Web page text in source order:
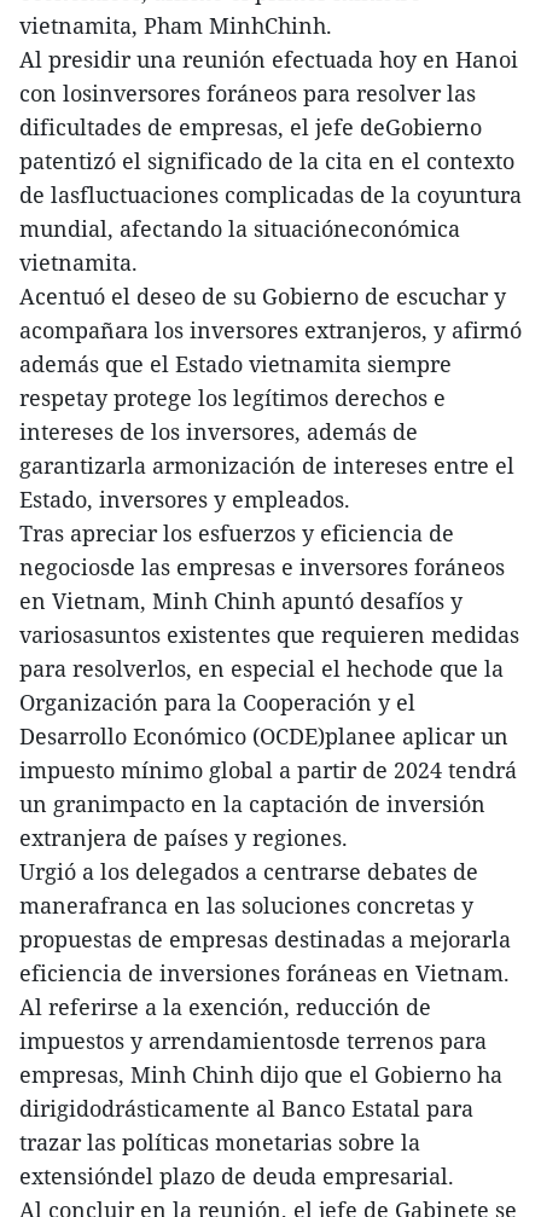
vietnamita, Pham MinhChinh.
Al presidir una reunión efectuada hoy en Hanoi
con losinversores foráneos para resolver las
dificultades de empresas, el jefe deGobierno
patentizó el significado de la cita en el contexto
de lasfluctuaciones complicadas de la coyuntura
mundial, afectando la situacióneconómica
vietnamita.
Acentuó el deseo de su Gobierno de escuchar y
acompañara los inversores extranjeros, y afirmó
además que el Estado vietnamita siempre
respetay protege los legítimos derechos e
intereses de los inversores, además de
garantizarla armonización de intereses entre el
Estado, inversores y empleados.
Tras apreciar los esfuerzos y eficiencia de
negociosde las empresas e inversores foráneos
en Vietnam, Minh Chinh apuntó desafíos y
variosasuntos existentes que requieren medidas
para resolverlos, en especial el hechode que la
Organización para la Cooperación y el
Desarrollo Económico (OCDE)planee aplicar un
impuesto mínimo global a partir de 2024 tendrá
un granimpacto en la captación de inversión
extranjera de países y regiones.
Urgió a los delegados a centrarse debates de
manerafranca en las soluciones concretas y
propuestas de empresas destinadas a mejorarla
eficiencia de inversiones foráneas en Vietnam.
Al referirse a la exención, reducción de
impuestos y arrendamientosde terrenos para
empresas, Minh Chinh dijo que el Gobierno ha
dirigidodrásticamente al Banco Estatal para
trazar las políticas monetarias sobre la
extensióndel plazo de deuda empresarial.
Al concluir en la reunión, el jefe de Gabinete se